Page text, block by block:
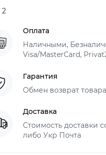
2
Оплата
Наличными,
Visa/MasterCard,
Гарантия
Обмен возврат
Доставка
Стоимость доставки
либо Укр Почта